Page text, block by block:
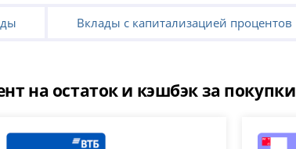
Вклады с капитализацией процентов
на остаток и кэшбэк за покупки